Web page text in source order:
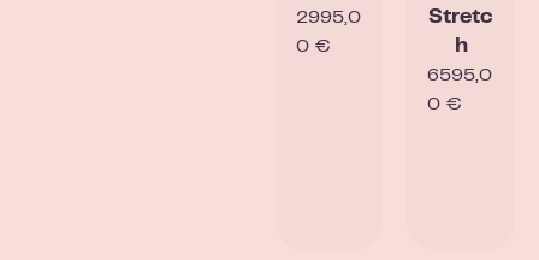
2995,0
0 €
Stretc
h
6595,0
0 €